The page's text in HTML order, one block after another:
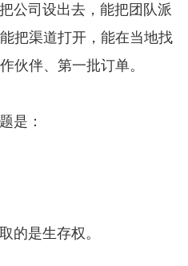
司设出去，能把团队派
把渠道打开，能在当地找
伙伴、第一批订单。
是：
是生存权。